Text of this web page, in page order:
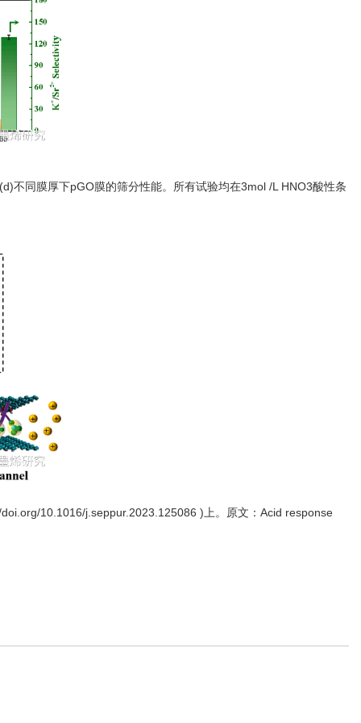
不同膜厚下pGO膜的筛分性能。所有试验均在3mol /L HNO3酸性条
10.1016/j.seppur.2023.125086 )上。原文：Acid response